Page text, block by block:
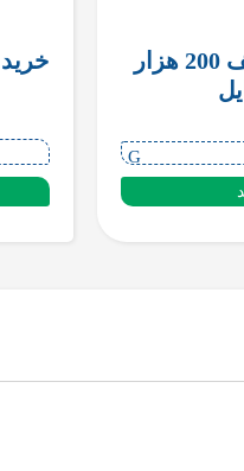
استایل مردانه بزن با تخفیف 200 هزار